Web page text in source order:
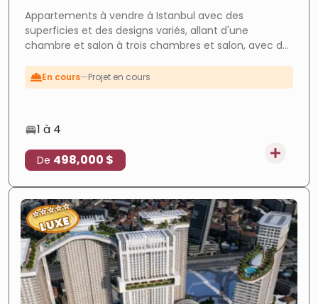
Appartements à vendre à Istanbul avec des
superficies et des designs variés, allant d'une
chambre et salon à trois chambres et salon, avec de
expérience de vie confortable et moderne au cœur
de la ville.
Forte croissance—Zone en plein essor
En cours—Projet en cours
Investissement
1 à 4
De 498,000 $
⭐⭐⭐⭐⭐
LUXE